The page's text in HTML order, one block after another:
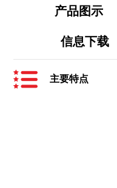
产品图示
信息下载
主要特点